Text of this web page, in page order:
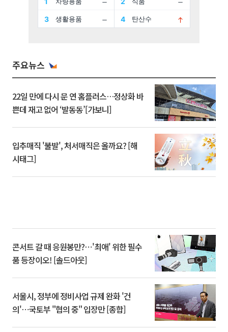
주요뉴스
22일 만에 다시 문 연 홈플러스…정상화 바
쁜데 재고 없어 ‘발동동’[가보니]
입추매직 '불발', 처서매직은 올까요? [해
시태그]
콘서트 갈 때 응원봉만?⋯'최애' 위한 필수
품 등장이오! [솔드아웃]
서울시, 정부에 정비사업 규제 완화 '건
의'⋯국토부 "협의 중" 입장만 [종합]